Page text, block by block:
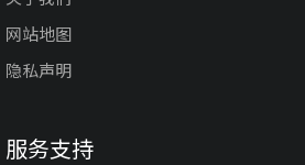
网站地图
隐私声明
服务支持